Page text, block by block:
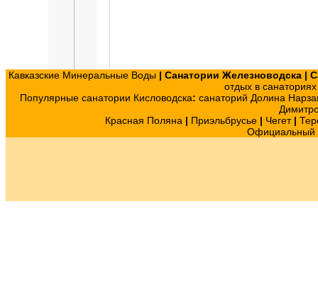
Кавказские Минеральные Воды | Санатории Железноводска |
отдых в
Популярные санатории Кисловодска: санаторий Долина
Красная Поляна | Приэльбрусье| Чегет|
Официальный